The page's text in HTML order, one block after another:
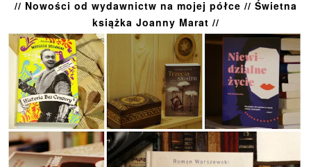
// Nowości od wydawnictw na mojej półce // Świetna
książka Joanny Marat //